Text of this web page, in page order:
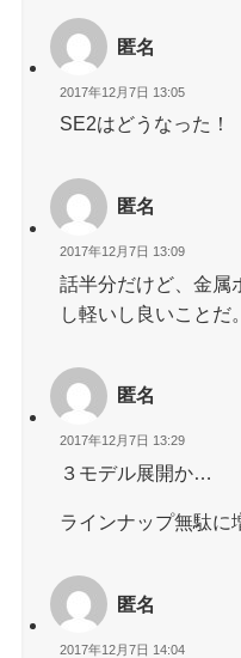
匿名
2017年12月7日 13:05
SE2はどうなった！
匿名
2017年12月7日 13:09
話半分だけど、金属
し軽いし良いことだ。
匿名
2017年12月7日 13:29
３モデル展開か…
ラインナップ無駄に
匿名
2017年12月7日 14:04